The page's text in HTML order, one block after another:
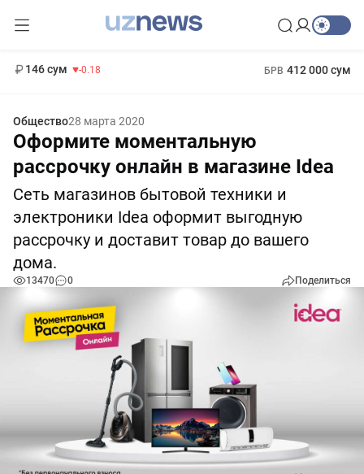
146 сум -0.18 БРВ 412 000 сум
Общество28 марта 2020
Оформите моментальную
рассрочку онлайн в магазине Idea
Сеть магазинов бытовой техники и
электроники Idea оформит выгодную
рассрочку и доставит товар до вашего
дома.
13470 0 Поделиться